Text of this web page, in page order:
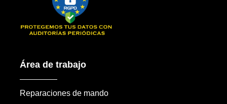
Área de trabajo
Reparaciones de mando